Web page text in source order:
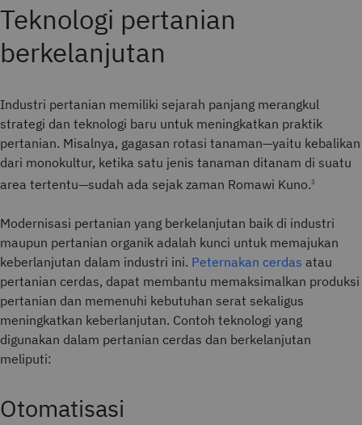
Teknologi pertanian
berkelanjutan
Industri pertanian memiliki sejarah panjang merangkul
strategi dan teknologi baru untuk meningkatkan praktik
pertanian. Misalnya, gagasan rotasi tanaman—yaitu kebalikan
dari monokultur, ketika satu jenis tanaman ditanam di suatu
area tertentu—sudah ada sejak zaman Romawi Kuno. 3
Modernisasi pertanian yang berkelanjutan baik di industri
maupun pertanian organik adalah kunci untuk memajukan
keberlanjutan dalam industri ini. Peternakan cerdas atau
pertanian cerdas, dapat membantu memaksimalkan produksi
pertanian dan memenuhi kebutuhan serat sekaligus
meningkatkan keberlanjutan. Contoh teknologi yang
digunakan dalam pertanian cerdas dan berkelanjutan
meliputi:
Otomatisasi